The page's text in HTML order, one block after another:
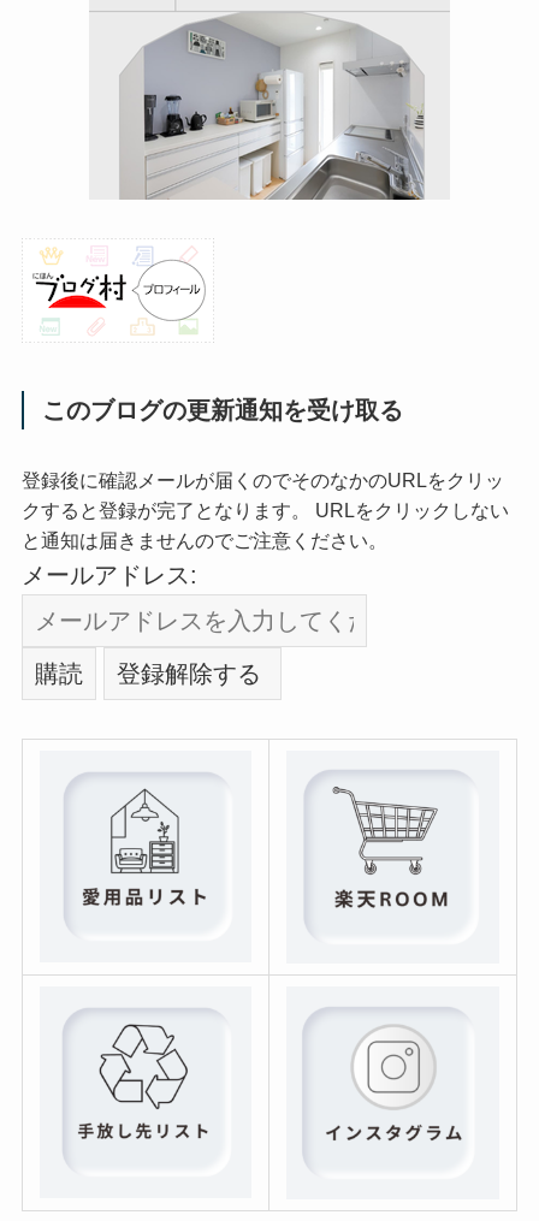
このブログの更新通知を受け取る
登録後に確認メールが届くのでそのなかのURLをクリッ
クすると登録が完了となります。 URLをクリックしない
と通知は届きませんのでご注意ください。
メールアドレス: